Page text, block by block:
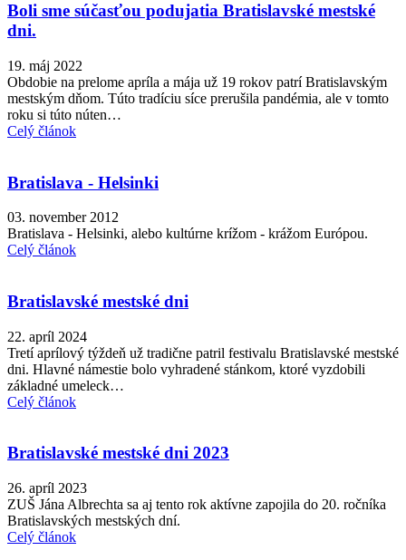
Boli sme súčasťou podujatia Bratislavské mestské
dni.
19. máj 2022
Obdobie na prelome apríla a mája už 19 rokov patrí Bratislavským
mestským dňom. Túto tradíciu síce prerušila pandémia, ale v tomto
roku si túto núten…
Celý článok
Bratislava - Helsinki
03. november 2012
Bratislava - Helsinki, alebo kultúrne krížom - krážom Európou.
Celý článok
Bratislavské mestské dni
22. apríl 2024
Tretí aprílový týždeň už tradične patril festivalu Bratislavské mestské
dni. Hlavné námestie bolo vyhradené stánkom, ktoré vyzdobili
základné umeleck…
Celý článok
Bratislavské mestské dni 2023
26. apríl 2023
ZUŠ Jána Albrechta sa aj tento rok aktívne zapojila do 20. ročníka
Bratislavských mestských dní.
Celý článok